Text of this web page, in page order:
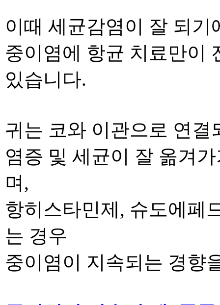
이때 세균감염이 잘 되
중이염에 항균 치료만이
있습니다.
귀는 코와 이관으로 연결
염증 및 세균이 잘 옮겨
며,
항히스타민제, 슈도에페
는 경우
중이염이 지속되는 경향